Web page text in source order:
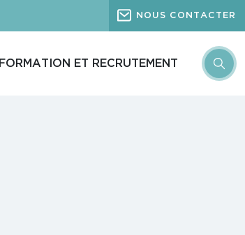
NOUS CONTACTER
FORMATION ET RECRUTEMENT